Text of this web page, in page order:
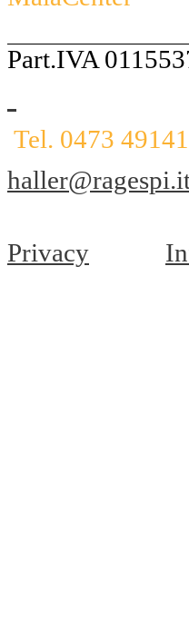
Part.IVA
Tel. 0473
Privacy